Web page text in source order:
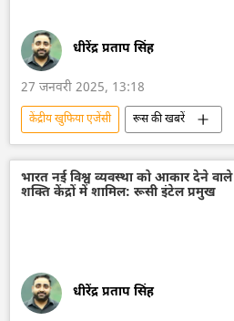
क्रेमलिन के प्रवक्ता दिमित्री पेसकोव
रूसी विदेशी खुफिया सेवा
धीरेंद्र प्रताप सिंह
27 जनवरी 2025, 13:18
केंद्रीय खुफिया एजेंसी
रूस की खबरें
रूस का विकास
रूस
मास्को
अमेरिका
यूरोप
यूरोपीय संघ
द्वितीय विश्व युद्ध
सामूहिक पश्चिम
भारत नई विश्व व्यवस्था को आकार देने वाले
शक्ति केंद्रों में शामिल: रूसी इंटेल प्रमुख
धीरेंद्र प्रताप सिंह